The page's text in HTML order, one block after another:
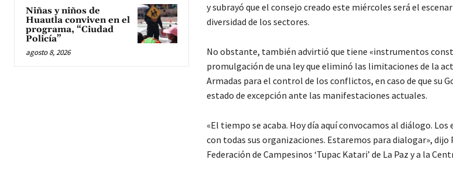
Niñas y niños de
Huautla conviven en el
programa, “Ciudad
Policía”
agosto 8, 2026
y subrayó que el consejo creado este miércoles será el
diversidad de los sectores.
No obstante, también advirtió que tiene «instrumentos
promulgación de una ley que eliminó las limitaciones de la
Armadas para el control de los conflictos, en caso de que su
estado de excepción ante las manifestaciones actuales.
«El tiempo se acaba. Hoy día aquí convocamos al diálogo.
con todas sus organizaciones. Estaremos para dialogar», dijo
Federación de Campesinos ‘Tupac Katari’ de La Paz y a la